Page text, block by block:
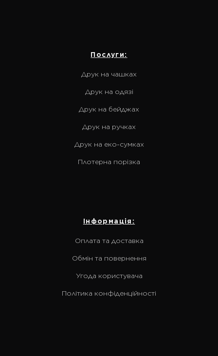
Послуги:
Друк на чашках
Друк на одязі
Друк на бейджах
Друк на ручках
Друк на еко-сумках
Плотерна порізка
Інформація:
Оплата та доставка
Обмін та повернення
Угода користувача
Політика конфіденційності